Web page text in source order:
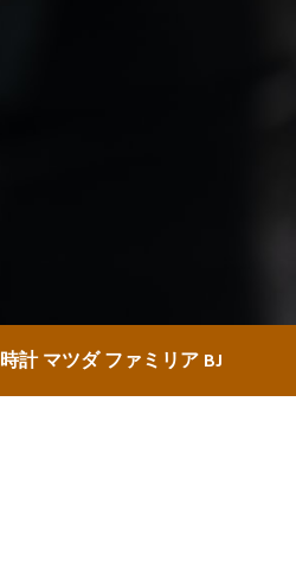
時計 マツダ ファミリア BJ